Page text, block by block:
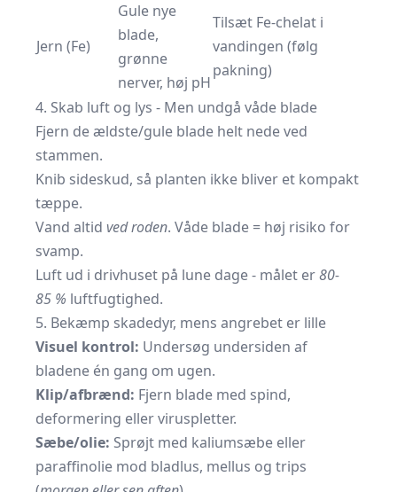
Jern (Fe)
Gule nye
blade,
grønne
nerver, høj pH
Tilsæt Fe-chelat i
vandingen (følg
pakning)
4. Skab luft og lys - Men undgå våde blade
Fjern de ældste/gule blade helt nede ved
stammen.
Knib sideskud, så planten ikke bliver et kompakt
tæppe.
Vand altid ved roden. Våde blade = høj risiko for
svamp.
Luft ud i drivhuset på lune dage - målet er80-
85 % luftfugtighed.
5. Bekæmp skadedyr, mens angrebet er lille
Visuel kontrol: Undersøg undersiden af
bladene én gang om ugen.
Klip/afbrænd: Fjern blade med spind,
deformering eller viruspletter.
Sæbe/olie: Sprøjt med kalium­sæbe eller
paraffinolie mod bladlus, mellus og trips